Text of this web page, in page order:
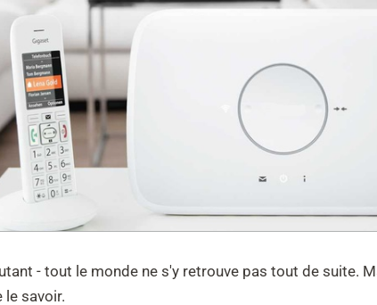
- tout le monde ne s'y retrouve pas tout de suite.
le savoir.